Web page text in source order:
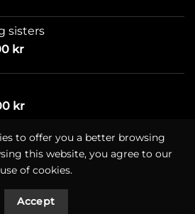
sisters
kr
kr
to offer you a better browsing
this website, you agree to our
use of cookies.
Accept